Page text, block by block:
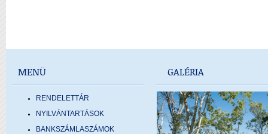
MENÜ
RENDELETTÁR
NYILVÁNTARTÁSOK
BANKSZÁMLASZÁMOK
GALÉRIA